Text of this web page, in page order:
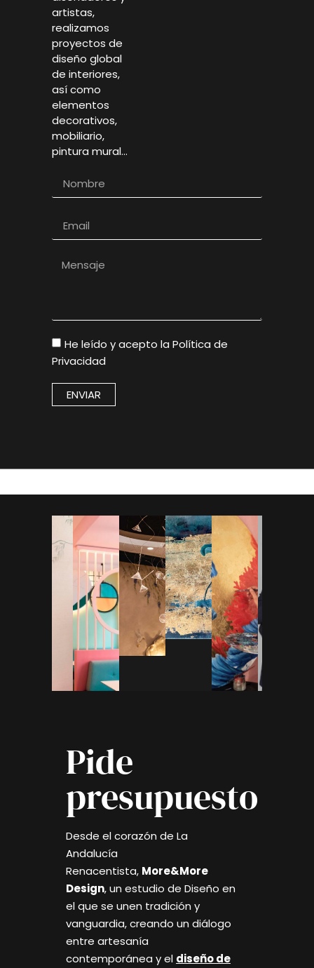
artistas,
realizamos
proyectos de
diseño global
de interiores,
así como
elementos
decorativos,
mobiliario,
pintura mural…
He leído y acepto la Política de
Privacidad
ENVIAR
Pide
presupuesto
Desde el corazón de La
Andalucía
Renacentista, More&More
Design, un estudio de Diseño en
el que se unen tradición y
vanguardia, creando un diálogo
entre artesanía
contemporánea y el diseño de